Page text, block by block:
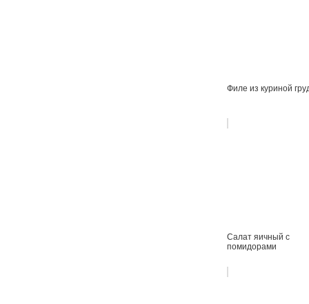
Филе из куриной
Салат яичный с
помидорами